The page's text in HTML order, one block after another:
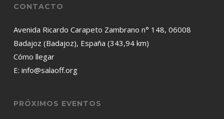
CONTACTO
Avenida Ricardo Carapeto Zambrano n° 148, 06008
Badajoz (Badajoz), España (343,94 km)
Cómo llegar
E: info@salaoff.org
PRÓXIMOS EVENTOS